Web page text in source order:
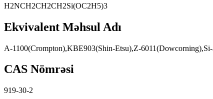
H2NCH2CH2CH2Si(OC2H5)3
Ekvivalent Məhsul Adı
A-1100(Crompton),KBE903(Shin-Etsu),Z-
CAS Nömrəsi
919-30-2